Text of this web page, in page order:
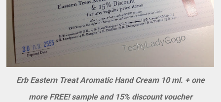
Erb Eastern Treat Aromatic Hand Cream 10 ml. + one
more FREE! sample and 15% discount voucher